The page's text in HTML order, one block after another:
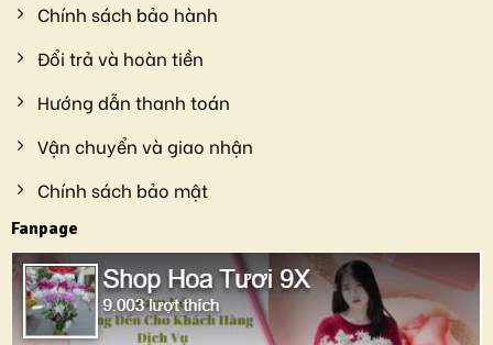
Chính sách bảo hành
Đổi trả và hoàn tiền
Hướng dẫn thanh toán
Vận chuyển và giao nhận
Chính sách bảo mật
Fanpage